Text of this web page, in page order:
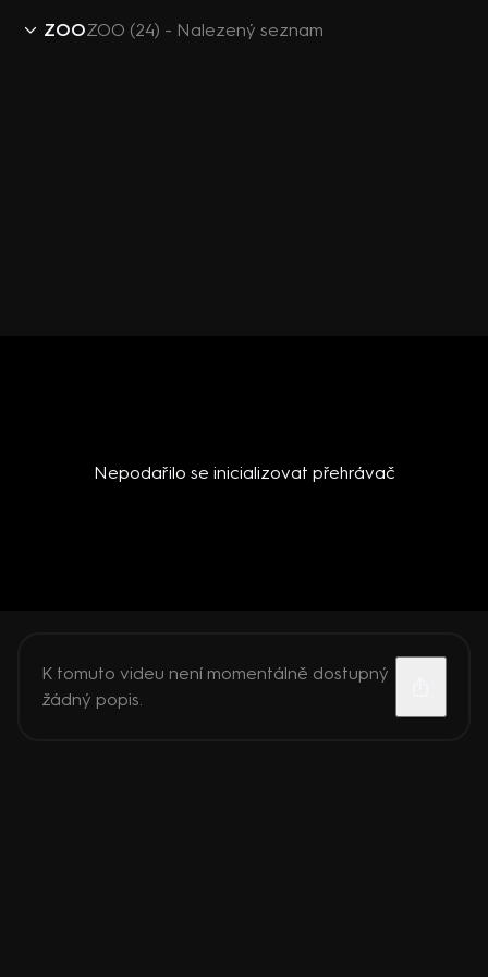
ZOOZOO (24) - Nalezený seznam
Nepodařilo se inicializovat přehrávač
K tomuto videu není momentálně dostupný
žádný popis.